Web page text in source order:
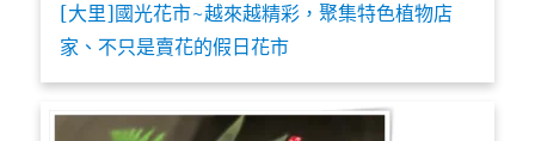
[大里]國光花市~越來越精彩，聚集特色植物店
家、不只是賣花的假日花市